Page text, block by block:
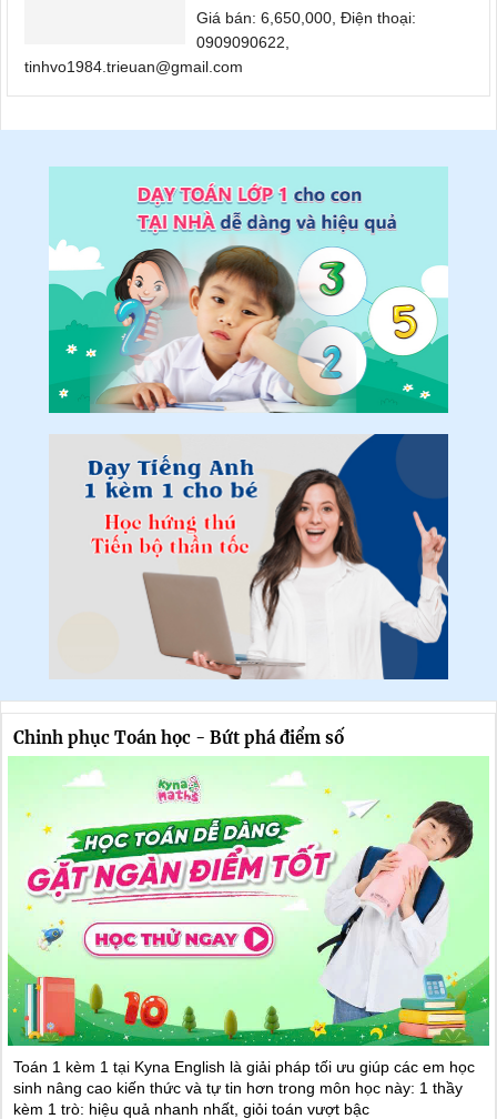
Giá bán: 6,650,000, Điện thoại:
0909090622,
tinhvo1984.trieuan@gmail.com
Chinh phục Toán học - Bứt phá điểm số
Toán 1 kèm 1 tại Kyna English là giải pháp tối ưu giúp các em học
sinh nâng cao kiến thức và tự tin hơn trong môn học này: 1 thầy
kèm 1 trò: hiệu quả nhanh nhất, giỏi toán vượt bậc